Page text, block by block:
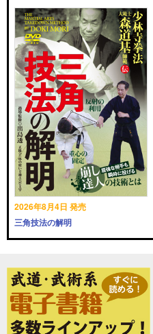
2026年8月4日 発売
三角技法の解明